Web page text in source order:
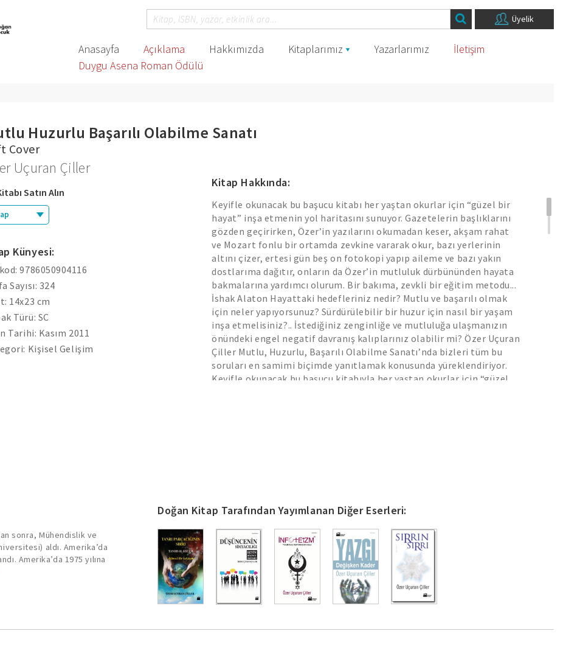
Üyelik
Anasayfa Açıklama Hakkımızda Kitaplarımız Yazarlarımız
İletişim
Duygu Asena Roman Ödülü
Huzurlu Başarılı Olabilme Sanatı
Cover
Uçuran Çiller
Satın Alın
Künyesi:
9786050904116
Sayısı: 324
14x23 cm
Türü: SC
Tarihi: Kasım 2011
Kişisel Gelişim
Kitap Hakkında:
Keyifle okunacak bu başucu kitabı her yaştan okurlar için “güzel bir
hayat” inşa etmenin yol haritasını sunuyor. Gazetelerin başlıklarını
gözden geçirirken, Özer’in yazılarını okumadan keser, akşam rahat
ve Mozart fonlu bir ortamda zevkine vararak okur, bazı yerlerinin
altını çizer, ertesi gün beş on fotokopi yapıp aileme ve bazı yakın
dostlarıma dağıtır, onların da Özer’in mutluluk dürbününden hayata
bakmalarına yardımcı olurum. Bir bakıma, zevkli bir eğitim metodu...
İshak Alaton Hayattaki hedefleriniz nedir? Mutlu ve başarılı olmak
için neler yapıyorsunuz? Sürdürülebilir bir huzur için nasıl bir yaşam
inşa etmelisiniz?.. İstediğiniz zenginliğe ve mutluluğa ulaşmanızın
önündeki engel negatif davranış kalıplarınız olabilir mi? Özer Uçuran
Çiller Mutlu, Huzurlu, Başarılı Olabilme Sanatı’nda bizleri tüm bu
soruları en samimi biçimde yanıtlamak konusunda yüreklendiriyor.
Keyifle okunacak bu başucu kitabıyla her yaştan okurlar için “güzel
sonra, Mühendislik ve
aldı. Amerika’da
Amerika’da 1975 yılına
Doğan Kitap Tarafından Yayımlanan Diğer Eserleri: